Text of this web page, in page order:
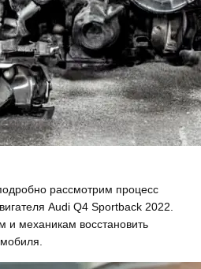
рассмотрим процесс
Audi Q4 Sportback 2022.
и механикам восстановить